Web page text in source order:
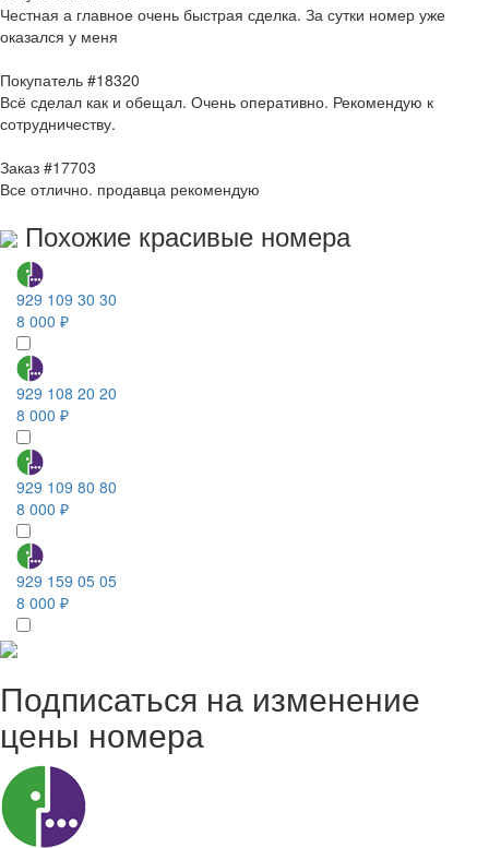
Честная а главное очень быстрая сделка. За сутки номер уже
оказался у меня
Покупатель #18320
Всё сделал как и обещал. Очень оперативно. Рекомендую к
сотрудничеству.
Заказ #17703
Все отлично. продавца рекомендую
Похожие красивые номера
929 109 30 30
8 000 ₽
929 108 20 20
8 000 ₽
929 109 80 80
8 000 ₽
929 159 05 05
8 000 ₽
Подписаться на изменение
цены номера